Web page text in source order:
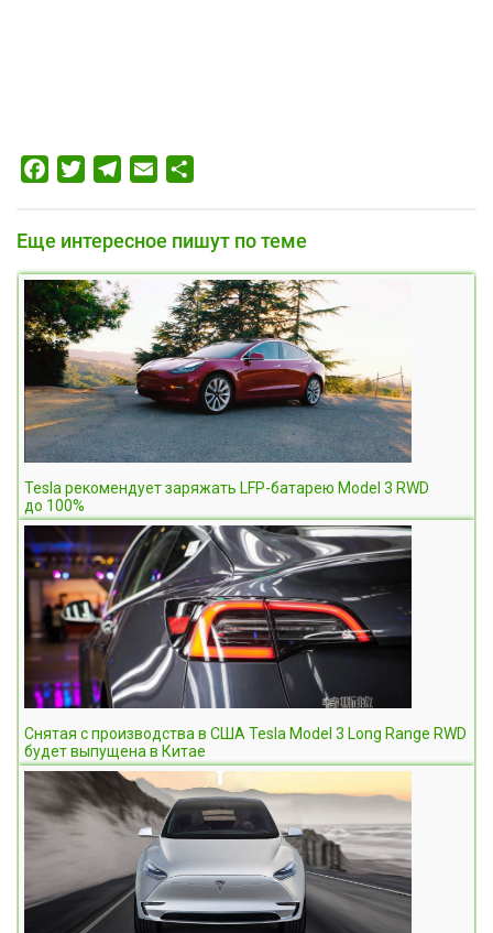
FacebookTwitterTelegram
Email
Еще интересное пишут по теме
Tesla рекомендует заряжать LFP-батарею Model 3 RWD
до 100%
Снятая с производства в США Tesla Model 3 Long Range RWD
будет выпущена в Китае